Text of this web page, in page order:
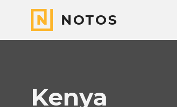
NOTOS
Kenya